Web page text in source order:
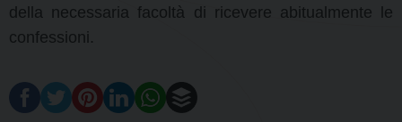
della necessaria facoltà di ricevere abitualmente le
confessioni.